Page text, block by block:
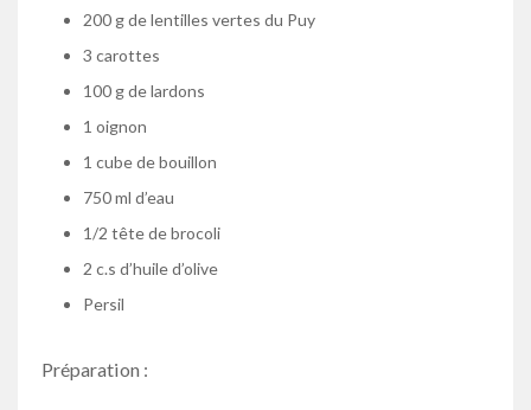
200 g de lentilles vertes du Puy
3 carottes
100 g de lardons
1 oignon
1 cube de bouillon
750 ml d’eau
1/2 tête de brocoli
2 c.s d’huile d’olive
Persil
Préparation :